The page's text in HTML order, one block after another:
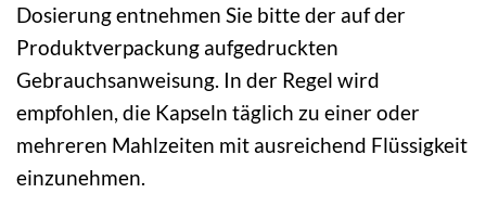
Dosierung entnehmen Sie bitte der auf der
Produktverpackung aufgedruckten
Gebrauchsanweisung. In der Regel wird
empfohlen, die Kapseln täglich zu einer oder
mehreren Mahlzeiten mit ausreichend Flüssigkeit
einzunehmen.